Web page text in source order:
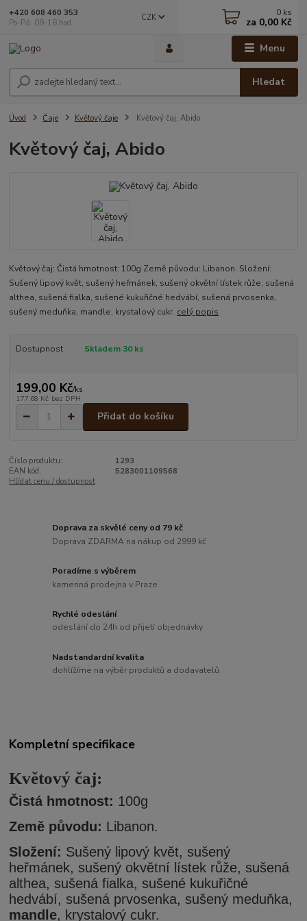
Menu
CZK
Hledat
+420 608 460 353
Po-Pá: 09-18 hod.
0 ks
za 0,00 Kč
Úvod Čaje Květový čaje Květový čaj, Abido
Květový čaj, Abido
Květový čaj: Čistá hmotnost: 100g Země původu: Libanon. Složení:
Sušený lipový květ, sušený heřmánek, sušený okvětní lístek růže, sušená
althea, sušená fialka, sušené kukuřičné hedvábí, sušená prvosenka,
sušený meduňka, mandle, krystalový cukr. celý popis
Dostupnost Skladem 30 ks
199,00 Kč/ks
177,68 Kč bez DPH
Přidat do košíku
Číslo produktu:
1293
EAN kód:
5283001109568
Hlídat cenu / dostupnost
Doprava za skvělé ceny od 79 kč
Doprava ZDARMA na nákup od 2999 kč
Poradíme s výběrem
kamenná prodejna v Praze
Rychlé odeslání
odeslání do 24h od přijetí objednávky
Nadstandardní kvalita
dohlížíme na výběr produktů a dodavatelů
Kompletní specifikace
Květový čaj:
Čistá hmotnost: 100g
Země původu: Libanon.
Složení: Sušený lipový květ, sušený
heřmánek, sušený okvětní lístek růže, sušená
althea, sušená fialka, sušené kukuřičné
hedvábí, sušená prvosenka, sušený meduňka,
mandle, krystalový cukr.